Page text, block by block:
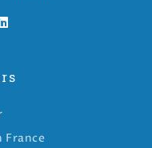
France